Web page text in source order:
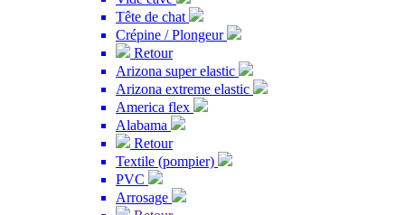
Tête de chat
Crépine / Plongeur
Retour
Arizona super elastic
Arizona extreme elastic
America flex
Alabama
Retour
Textile (pompier)
PVC
Arrosage